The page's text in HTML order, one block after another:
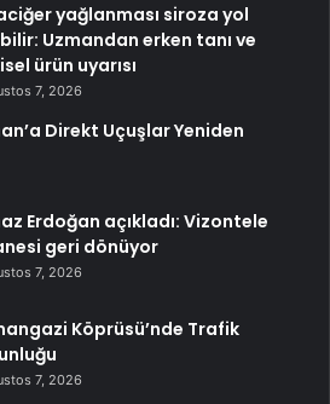
yağlanması siroza yol
Uzmandan erken tanı ve
ürün uyarısı
7, 2026
Direkt Uçuşlar Yeniden
Erdoğan açıkladı: Vizontele
geri dönüyor
7, 2026
Köprüsü’nde Trafik
7, 2026